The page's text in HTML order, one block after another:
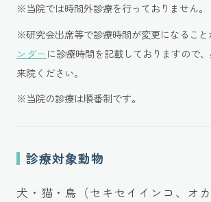
※当院では時間外診療を行っておりません。
※研究会出席等で診療時間が変更になること
ンダー に診療時間を記載しておりますので
来院ください。
※当院の診療は順番制です。
診療対象動物
犬・猫・鳥（セキセイインコ、オ